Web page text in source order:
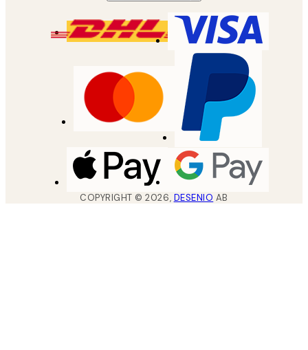
COPYRIGHT ©2026, DESENIO AB